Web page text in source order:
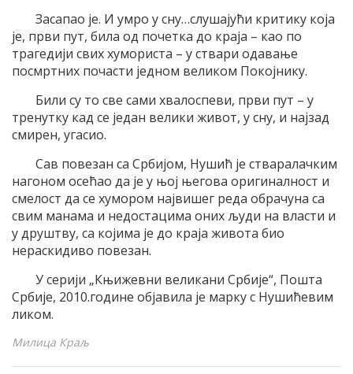
Засапао је. И умро у сну…слушајући критику која
је, први пут, била од почетка до краја – као по
трагедији свих хумориста – у ствари одавање
посмртних почасти једном великом Покојнику.
Били су то све сами хвалоспеви, први пут – у
тренутку кад се један велики живот, у сну, и најзад
смирен, угасио.
Сав повезан са Србијом, Нушић је стваралачким
нагоном осећао да је у њој његова оригиналност и
смелост да се хумором највишег реда обрачуна са
свим манама и недостацима оних људи на власти и
у друштву, са којима је до краја живота био
нераскидиво повезан.
У серији „Књижевни великани Србије“, Пошта
Србије, 2010.године објавила је марку с Нушићевим
ликом.
Милица Краљ